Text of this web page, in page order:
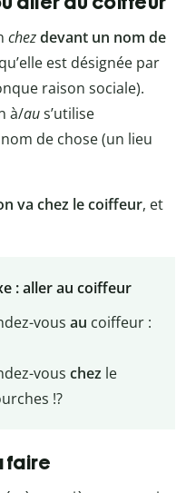
chezdevant un nom de
est désignée par
raison sociale).
à/aus’utilise
de chose (un lieu
va chez le coiffeur, et
: aller au coiffeur
vous au coiffeur :
vous chezle
!?
faire